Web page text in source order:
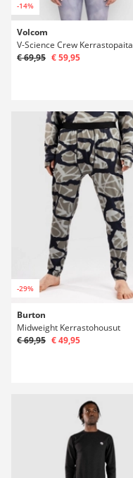
-14%
Volcom
V-Science Crew Kerrastopaita
€ 69,95 € 59,95
-29%
Burton
Midweight Kerrastohousut
€ 69,95 € 49,95